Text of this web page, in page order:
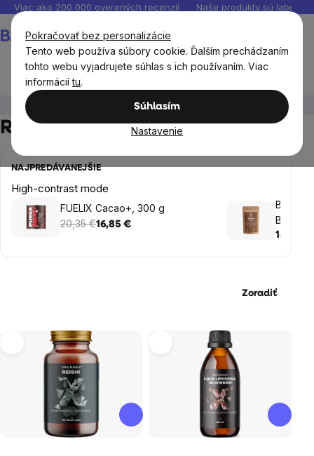
Pokračovať bez personalizácie
Tento web používa súbory cookie. Ďalším prechádzaním
tohto webu vyjadrujete súhlas s ich používaním. Viac
informáciítu.
Súhlasím
Nastavenie
Prejsť
obsah
Viac ako 200 000 overených recenzií Naše produkty sú
košík
Huby Reishi
Reishi
NAJPREDÁVANEJŠIE
High-contrast mode
FUELIX Cacao+, 300 g
20,35 €16,85 €
BIO
14,65 €
Zoradiť
produktov